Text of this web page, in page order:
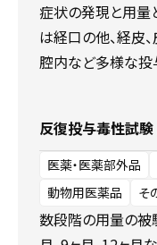
症状の発現と用量
は経口の他、経皮、
腔内など多様な投
反復投与毒性試
医薬・医薬部外品
動物用医薬品
そ
数段階の用量の被